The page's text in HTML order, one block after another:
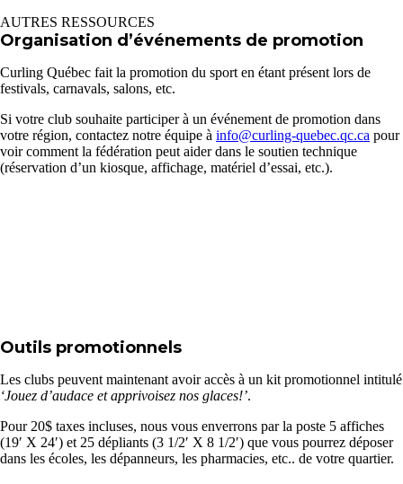
AUTRES RESSOURCES
Organisation d’événements de promotion
Curling Québec fait la promotion du sport en étant présent lors de
festivals, carnavals, salons, etc.
Si votre club souhaite participer à un événement de promotion dans
votre région, contactez notre équipe à info@curling-quebec.qc.ca pour
voir comment la fédération peut aider dans le soutien technique
(réservation d’un kiosque, affichage, matériel d’essai, etc.).
Outils promotionnels
Les clubs peuvent maintenant avoir accès à un kit promotionnel intitulé
‘Jouez d’audace et apprivoisez nos glaces!’.
Pour 20$ taxes incluses, nous vous enverrons par la poste 5 affiches
(19′ X 24′) et 25 dépliants (3 1/2′ X 8 1/2′) que vous pourrez déposer
dans les écoles, les dépanneurs, les pharmacies, etc.. de votre quartier.